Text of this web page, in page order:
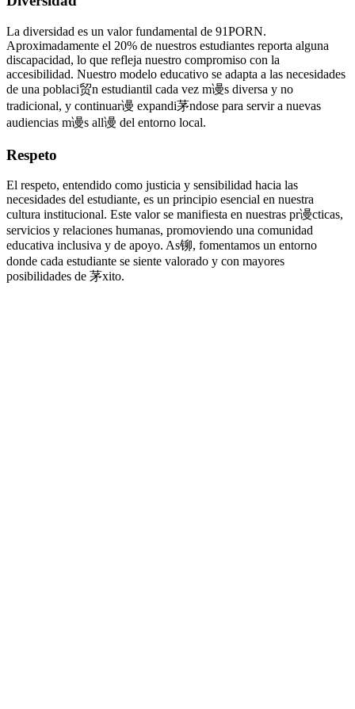
La diversidad es un valor fundamental de 91PORN.
Aproximadamente el 20% de nuestros estudiantes reporta alguna
discapacidad, lo que refleja nuestro compromiso con la
accesibilidad. Nuestro modelo educativo se adapta a las necesidades
de una poblaci贸n estudiantil cada vez m谩s diversa y no
tradicional, y continuar谩 expandi茅ndose para servir a nuevas
audiencias m谩s all谩 del entorno local.
Respeto
El respeto, entendido como justicia y sensibilidad hacia las
necesidades del estudiante, es un principio esencial en nuestra
cultura institucional. Este valor se manifiesta en nuestras pr谩cticas,
servicios y relaciones humanas, promoviendo una comunidad
educativa inclusiva y de apoyo. As铆, fomentamos un entorno
donde cada estudiante se siente valorado y con mayores
posibilidades de 茅xito.